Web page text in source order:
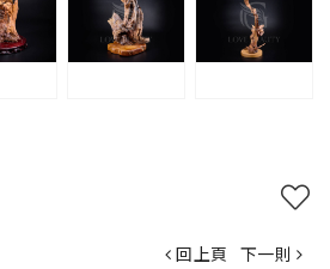
回上頁 下一則